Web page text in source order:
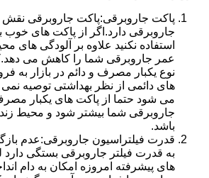
پاکت جاروبرقی:پاکت جاروبرقی
جاروبرقی دارد.اگر از پاکت های خوب
استفاده نکنید علاوه بر آلودگی های
عمر جاروبرقی شما را کاهش می
نوع یکبار مصرف و دائم در بازار
های دائمی از نظر بهداشتی توصیه
می شود حتما از پاکت های یکبار مصرف
جاروبرقی شما بیشتر شود و محیط
باشد.
قدرت فیلتراسیون جاروبرقی:عدم
به قدرت فیلتر جاروبرقی بستگی دارد
های پیشرفته امروزه امکان به دام